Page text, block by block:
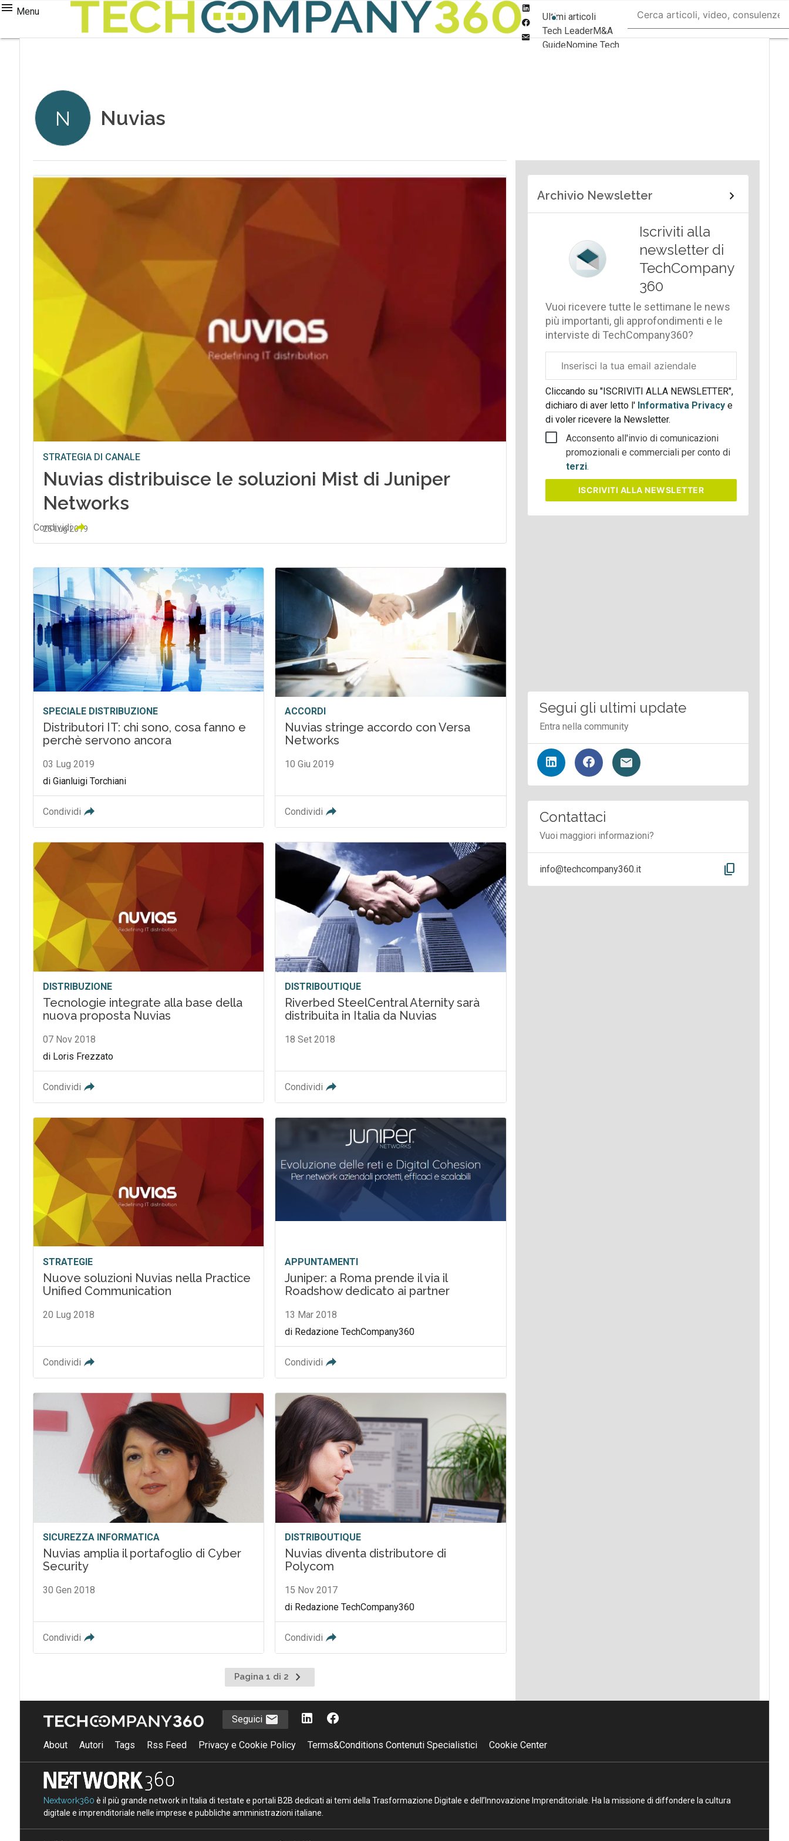
Menu
Facebook
Email
Ultimi articoli
Tech LeaderM&A
GuideNomine Tech
N Nuvias
STRATEGIA DI CANALE
Nuvias distribuisce le soluzioni Mist di Juniper
Networks
25 Lug 2019
Condividi
SPECIALE DISTRIBUZIONE
Distributori IT: chi sono, cosa fanno e
perchè servono ancora
03 Lug 2019
di Gianluigi Torchiani
Condividi
ACCORDI
Nuvias stringe accordo con Versa
Networks
10 Giu 2019
Condividi
DISTRIBUZIONE
Tecnologie integrate alla base della
nuova proposta Nuvias
07 Nov 2018
di Loris Frezzato
Condividi
DISTRIBOUTIQUE
Riverbed SteelCentral Aternity sarà
distribuita in Italia da Nuvias
18 Set 2018
Condividi
STRATEGIE
Nuove soluzioni Nuvias nella Practice
Unified Communication
20 Lug 2018
Condividi
APPUNTAMENTI
Juniper: a Roma prende il via il
Roadshow dedicato ai partner
13 Mar 2018
di Redazione TechCompany360
Condividi
SICUREZZA INFORMATICA
Nuvias amplia il portafoglio di Cyber
Security
30 Gen 2018
Condividi
DISTRIBOUTIQUE
Nuvias diventa distributore di
Polycom
15 Nov 2017
di Redazione TechCompany360
Condividi
Pagina 1 di 2
Pagina
successiva
Archivio Newsletter
Iscriviti alla
newsletter di
TechCompany
360
Vuoi ricevere tutte le settimane le news
più importanti, gli approfondimenti e le
interviste di TechCompany360?
aziendale
Cliccando su "ISCRIVITI ALLA NEWSLETTER",
dichiaro di aver letto l'Informativa Privacy e
di voler ricevere la Newsletter.
Acconsento all'invio di comunicazioni
promozionali e commerciali per conto di
terzi.
ISCRIVITI ALLA NEWSLETTER
Segui gli ultimi update
Entra nella community
Contattaci
Vuoi maggiori informazioni?
info@techcompany360.it content_copy
Seguici
About Autori Tags Rss Feed Privacy e Cookie Policy Terms&Conditions Contenuti Specialistici Cookie Center
Nextwork360 è il più grande network in Italia di testate e portali B2B dedicati ai temi della Trasformazione Digitale e dell’Innovazione Imprenditoriale. Ha la missione di diffondere la cultura
digitale e imprenditoriale nelle imprese e pubbliche amministrazioni italiane.